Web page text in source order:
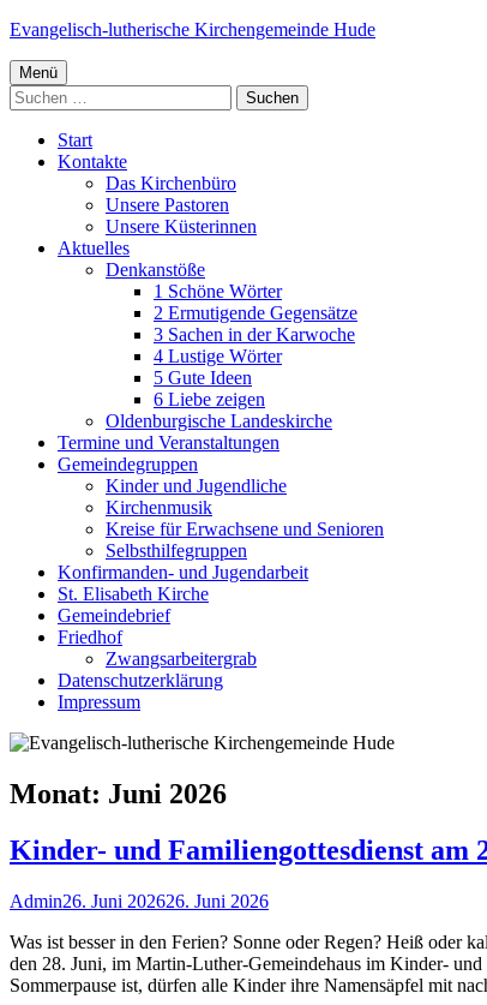
Springe
Inhalt
Evangelisch-lutherische Kirchengemeinde Hude
Primäres
Menü
Menü
Suchen
nach:
Start
Kontakte
Das Kirchenbüro
Unsere Pastoren
Unsere Küsterinnen
Aktuelles
Denkanstöße
1 Schöne Wörter
2 Ermutigende Gegensätze
3 Sachen in der Karwoche
4 Lustige Wörter
5 Gute Ideen
6 Liebe zeigen
Oldenburgische Landeskirche
Termine und Veranstaltungen
Gemeindegruppen
Kinder und Jugendliche
Kirchenmusik
Kreise für Erwachsene und Senioren
Selbsthilfegruppen
Konfirmanden- und Jugendarbeit
St. Elisabeth Kirche
Gemeindebrief
Friedhof
Zwangsarbeitergrab
Datenschutzerklärung
Impressum
Monat: Juni 2026
Kinder- und Familiengottesdienst am
Autor
AdminVeröffentlicht
26. Juni 202626. Juni 2026
Was ist besser in den Ferien? Sonne oder Regen? Heiß oder
den 28. Juni, im Martin-Luther-Gemeindehaus im Kinder-
Sommerpause ist, dürfen alle Kinder ihre Namensäpfel mit